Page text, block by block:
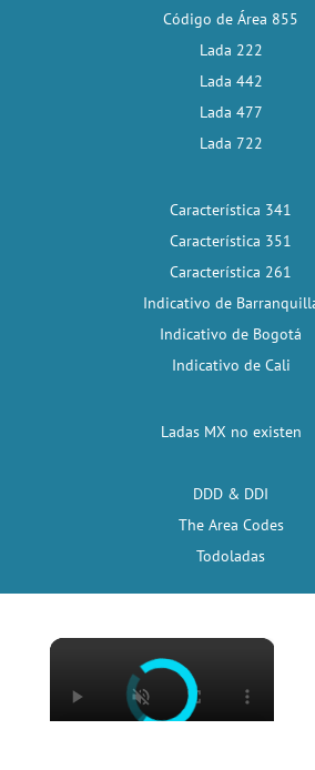
Código de Área 855
Lada 222
Lada 442
Lada 477
Lada 722
Característica 341
Característica 351
Característica 261
Indicativo de
Indicativo de Bogotá
Indicativo de Cali
Ladas MX no existen
DDD & DDI
The Area Codes
Todoladas
×